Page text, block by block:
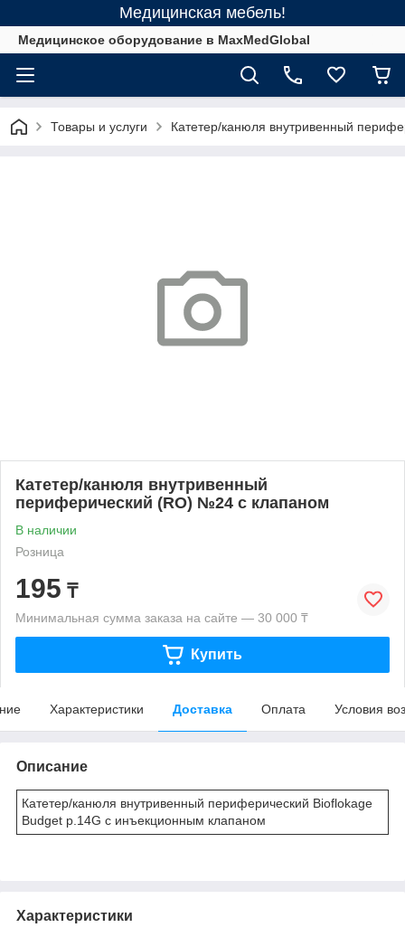
Медицинская мебель!
Медицинское оборудование в MaxMedGlobal
Товары и услуги Катетер/канюля внутривенный
Катетер/канюля внутривенный
периферический (RO) №24 с клапаном
В наличии
Розница
195 ₸
Минимальная сумма заказа на сайте — 30 000 ₸
Купить
Характеристики Доставка Оплата Условия
Описание
Катетер/канюля внутривенный периферический Bioflokage
Budget р.14G c инъекционным клапаном
Характеристики